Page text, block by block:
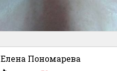
Елена Пономарева